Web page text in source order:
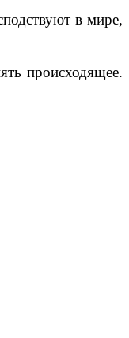
в мире,
происходящее.